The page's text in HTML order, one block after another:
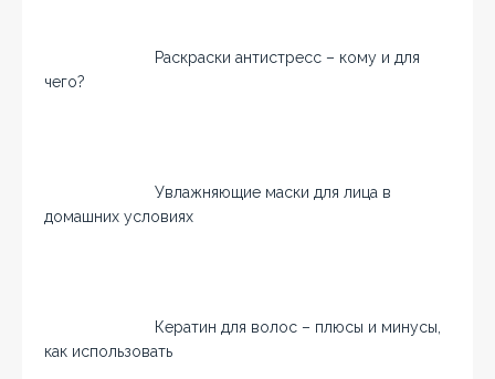
Раскраски антистресс – кому и для
чего?
Увлажняющие маски для лица в
домашних условиях
Кератин для волос – плюсы и минусы,
как использовать